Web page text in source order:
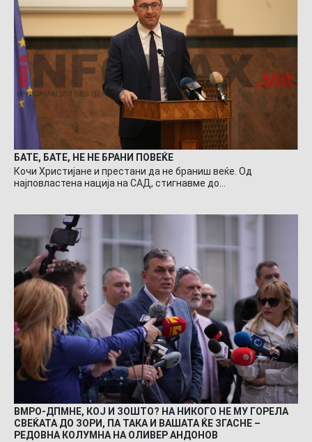
БАТЕ, БАТЕ, НЕ НЕ БРАНИ ПОВЕЌЕ
Кочи Христијане и престани да не браниш веќе. Од
најповластена нација на САД, стигнавме до…
ВМРО-ДПМНЕ, КОЈ И ЗОШТО? НА НИКОГО НЕ МУ ГОРЕЛА
СВЕЌАТА ДО ЗОРИ, ПА ТАКА И ВАШАТА ЌЕ ЗГАСНЕ –
РЕДОВНА КОЛУМНА НА ОЛИВЕР АНДОНОВ